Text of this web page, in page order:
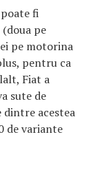
fi
pe
pe motorina
pentru ca
Fiat a
sute de
dintre acestea
de variante